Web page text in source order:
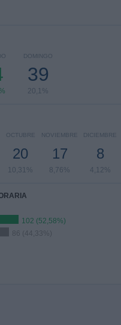
DOMINGO
39
20,1%
OCTUBRE
20
10,31%
NOVIEMBRE
17
8,76%
DICIEMBRE
8
4,12%
102 (52,58%)
86 (44,33%)